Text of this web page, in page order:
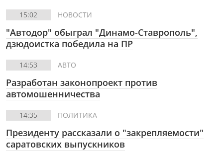
15:02 НОВОСТИ
"Автодор" обыграл "Динамо-Ставрополь",
дзюдоистка победила на ПР
14:53 АВТО
Разработан законопроект против
автомошенничества
14:35 ПОЛИТИКА
Президенту рассказали о "закрепляемости"
саратовских выпускников